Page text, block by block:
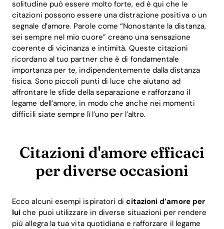
solitudine può essere molto forte, ed è qui che le
citazioni possono essere una distrazione positiva o un
segnale d’amore. Parole come “Nonostante la distanza,
sei sempre nel mio cuore” creano una sensazione
coerente di vicinanza e intimità. Queste citazioni
ricordano al tuo partner che è di fondamentale
importanza per te, indipendentemente dalla distanza
fisica. Sono piccoli punti di luce che aiutano ad
affrontare le sfide della separazione e rafforzano il
legame dell’amore, in modo che anche nei momenti
difficili siate sempre lì l’uno per l’altro.
Citazioni d'amore efficaci
per diverse occasioni
Ecco alcuni esempi ispiratori dicitazioni d’amore per
lui che puoi utilizzare in diverse situazioni per rendere
più allegra la tua vita quotidiana e rafforzare il legame